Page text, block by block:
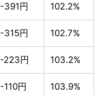
-391円 102.2%
-315円 102.7%
-223円 103.2%
-110円 103.9%